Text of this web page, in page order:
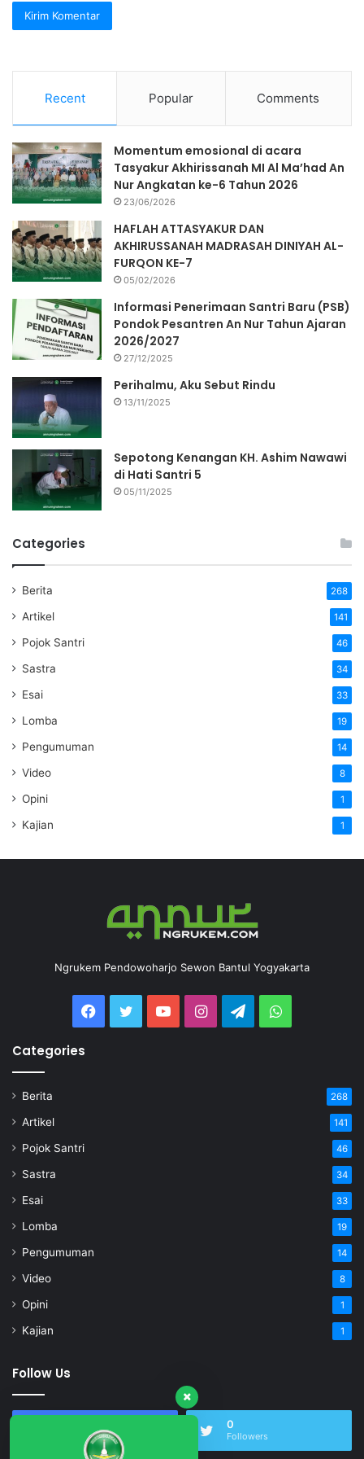
Recent Popular Comments
Momentum emosional di acara
Tasyakur Akhirissanah MI Al Ma’had An
Nur Angkatan ke-6 Tahun 2026
23/06/2026
HAFLAH ATTASYAKUR DAN
AKHIRUSSANAH MADRASAH DINIYAH AL-
FURQON KE-7
05/02/2026
Informasi Penerimaan Santri Baru (PSB)
Pondok Pesantren An Nur Tahun Ajaran
2026/2027
27/12/2025
Perihalmu, Aku Sebut Rindu
13/11/2025
Sepotong Kenangan KH. Ashim Nawawi
di Hati Santri 5
05/11/2025
Categories
Berita 268
Artikel 141
Pojok Santri 46
Sastra 34
Esai 33
Lomba 19
Pengumuman 14
Video 8
Opini 1
Kajian 1
Ngrukem Pendowoharjo Sewon Bantul Yogyakarta
Categories
Berita 268
Artikel 141
Pojok Santri 46
Sastra 34
Esai 33
Lomba 19
Pengumuman 14
Video 8
Opini 1
Kajian 1
Follow Us
0
Followers